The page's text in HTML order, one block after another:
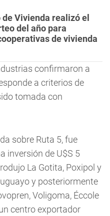
Vivienda realizó el
del año para
de vivienda
confirmaron a
a criterios de
tomada con
sobre Ruta 5, fue
inversión de U$S 5
La Gotita, Poxipol y
y posteriormente
Voligoma, Éccole
centro exportador